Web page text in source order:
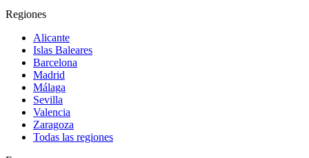
Regiones
Alicante
Islas Baleares
Barcelona
Madrid
Málaga
Sevilla
Valencia
Zaragoza
Todas las regiones